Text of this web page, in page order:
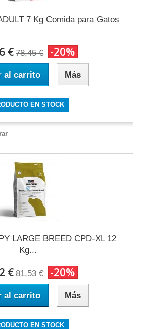
7 Kg Comida para Gatos
€ 78,45 € -20%
al carrito Más
EN STOCK
LARGE BREED CPD-XL 12
Kg...
€ 81,53 € -20%
al carrito Más
EN STOCK